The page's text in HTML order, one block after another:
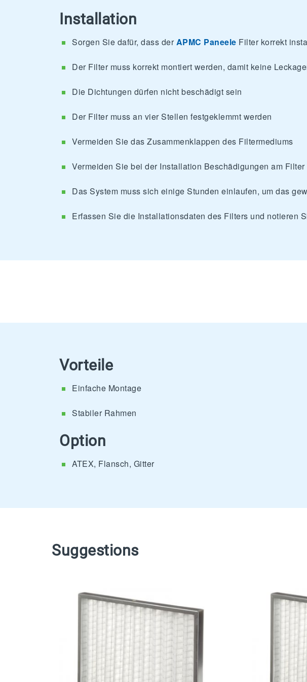
Installation
Sorgen Sie dafür, dass der APMC Paneele Filter korrekt
Der Filter muss korrekt montiert werden, damit keine
Die Dichtungen dürfen nicht beschädigt sein
Der Filter muss an vier Stellen festgeklemmt werden
Vermeiden Sie das Zusammenklappen des Filtermediums
Vermeiden Sie bei der Installation Beschädigungen am Filter
Das System muss sich einige Stunden einlaufen, um das
Erfassen Sie die Installationsdaten des Filters und notieren
Vorteile
Einfache Montage
Stabiler Rahmen
Option
ATEX, Flansch, Gitter
Suggestions